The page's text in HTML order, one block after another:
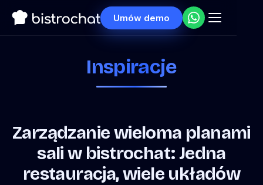
Umów demo
Inspiracje
Zarządzanie wieloma planami
sali w bistrochat: Jedna
restauracja, wiele układów